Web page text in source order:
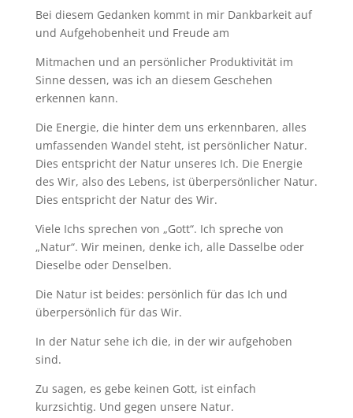
Bei diesem Gedanken kommt in mir Dankbarkeit auf
und Aufgehobenheit und Freude am
Mitmachen und an persönlicher Produktivität im
Sinne dessen, was ich an diesem Geschehen
erkennen kann.
Die Energie, die hinter dem uns erkennbaren, alles
umfassenden Wandel steht, ist persönlicher Natur.
Dies entspricht der Natur unseres Ich. Die Energie
des Wir, also des Lebens, ist überpersönlicher Natur.
Dies entspricht der Natur des Wir.
Viele Ichs sprechen von „Gott“. Ich spreche von
„Natur“. Wir meinen, denke ich, alle Dasselbe oder
Dieselbe oder Denselben.
Die Natur ist beides: persönlich für das Ich und
überpersönlich für das Wir.
In der Natur sehe ich die, in der wir aufgehoben
sind.
Zu sagen, es gebe keinen Gott, ist einfach
kurzsichtig. Und gegen unsere Natur.